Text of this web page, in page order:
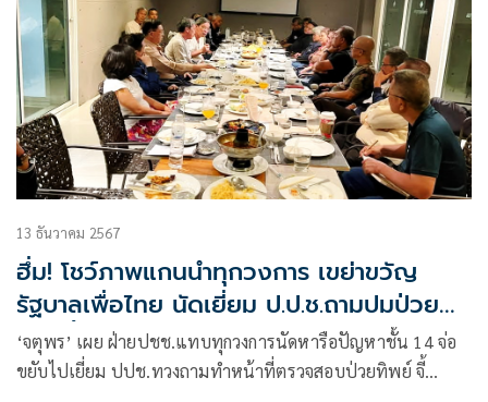
13 ธันวาคม 2567
ฮึ่ม! โชว์ภาพแกนนำทุกวงการ เขย่าขวัญ
รัฐบาลเพื่อไทย นัดเยี่ยม ป.ป.ช.ถามปมป่วย
ทิพย์ชั้น 14
‘จตุพร’ เผย ฝ่ายปชช.แทบทุกวงการนัดหารือปัญหาชั้น 14 จ่อ
ขยับไปเยี่ยม ปปช.ทวงถามทำหน้าที่ตรวจสอบป่วยทิพย์ จี้